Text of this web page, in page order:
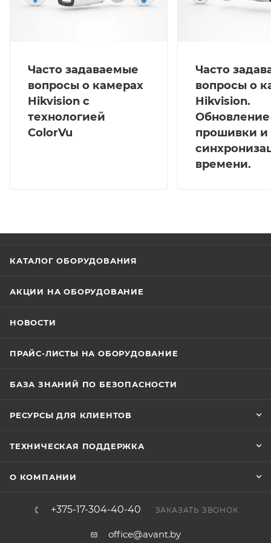
Часто задаваемые
вопросы о камерах
Hikvision с
технологией
ColorVu
Часто
вопросы о
Hikvision.
Обновление
прошивки и
времени.
КАТАЛОГ ОБОРУДОВАНИЯ
АКЦИИ НА ОБОРУДОВАНИЕ
НОВОСТИ
ПРАЙС-ЛИСТЫ НА ОБОРУДОВАНИЕ
БАЗА ЗНАНИЙ ПО БЕЗОПАСНОСТИ
РЕСУРСЫ ДЛЯ КЛИЕНТОВ
ТЕХНИЧЕСКАЯ ПОДДЕРЖКА
О КОМПАНИИ
+375-17-304-40-40 ЗАКАЗАТЬ ЗВОНОК
office@avant.by